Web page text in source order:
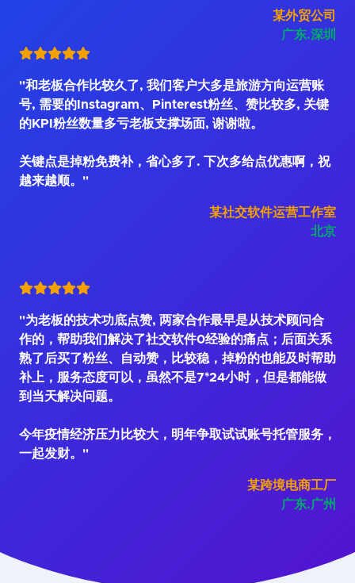
某外贸公司
广东.深圳
"和老板合作比较久了, 我们客户大多是旅游方向运营账
号, 需要的Instagram、Pinterest粉丝、赞比较多, 关键
的KPI粉丝数量多亏老板支撑场面, 谢谢啦。
关键点是掉粉免费补，省心多了. 下次多给点优惠啊，祝
越来越顺。"
某社交软件运营工作室
北京
"为老板的技术功底点赞, 两家合作最早是从技术顾问合
作的，帮助我们解决了社交软件0经验的痛点；后面关系
熟了后买了粉丝、自动赞，比较稳，掉粉的也能及时帮助
补上，服务态度可以，虽然不是7*24小时，但是都能做
到当天解决问题。
今年疫情经济压力比较大，明年争取试试账号托管服务，
一起发财。"
某跨境电商工厂
广东.广州